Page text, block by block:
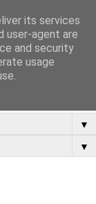
▼
▼
its services
user-agent are
and security
usage